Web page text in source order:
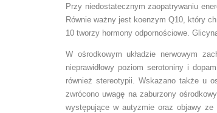
Przy niedostatecznym zaopatrywaniu
Równie ważny jest koenzym Q10, który
10 tworzy hormony odpornościowe.
W ośrodkowym układzie nerwowym
nieprawidłowy poziom serotoniny i
również stereotypii. Wskazano także u
zwrócono uwagę na zaburzony
występujące w autyzmie oraz objawy ze